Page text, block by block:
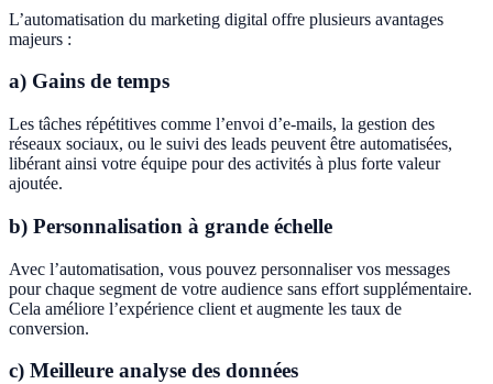
L’automatisation du marketing digital offre plusieurs avantages
majeurs :
a) Gains de temps
Les tâches répétitives comme l’envoi d’e-mails, la gestion des
réseaux sociaux, ou le suivi des leads peuvent être automatisées,
libérant ainsi votre équipe pour des activités à plus forte valeur
ajoutée.
b) Personnalisation à grande échelle
Avec l’automatisation, vous pouvez personnaliser vos messages
pour chaque segment de votre audience sans effort supplémentaire.
Cela améliore l’expérience client et augmente les taux de
conversion.
c) Meilleure analyse des données